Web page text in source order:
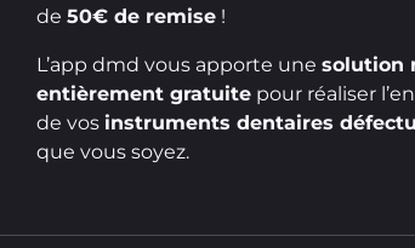
de 50€ de remise !
L’app dmd vous apporte une solution
entièrement gratuite pour réaliser
de vos instruments dentaires
que vous soyez.